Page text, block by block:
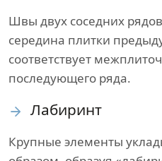
Швы двух соседних
середина плитки
соответствует
последующего ряда.
Лабиринт
Крупные элементы